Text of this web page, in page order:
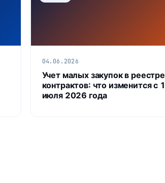
04.06.2026
Учет малых закупок в реестре
контрактов: что изменится с 1
июля 2026 года